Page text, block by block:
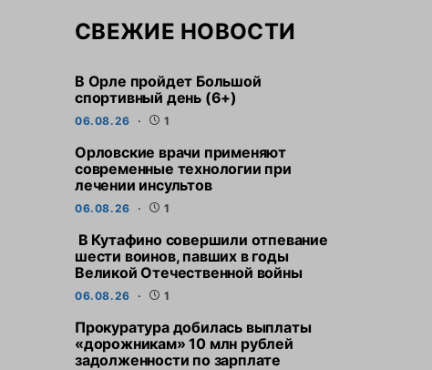
СВЕЖИЕ НОВОСТИ
В Орле пройдет Большой
спортивный день (6+)
06.08.26 1
Орловские врачи применяют
современные технологии при
лечении инсультов
06.08.26 1
В Кутафино совершили отпевание
шести воинов, павших в годы
Великой Отечественной войны
06.08.26 1
Прокуратура добилась выплаты
«дорожникам» 10 млн рублей
задолженности по зарплате